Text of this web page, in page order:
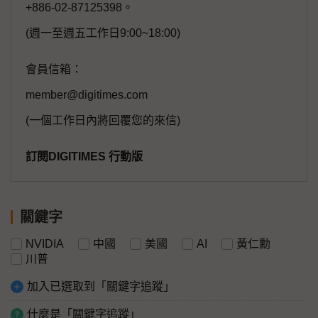
+886-02-87125398。
(週一至週五工作日9:00~18:00)
會員信箱：
member@digitimes.com
(一個工作日內將回覆您的來信)
訂閱DIGITIMES 行動版
關鍵字
NVIDIA 中國 美國 AI
黃仁勳
川普
加入已選取到「關鍵字追蹤」
什麼是「關鍵字追蹤」